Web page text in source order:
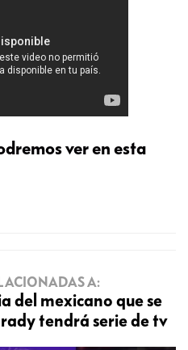
ver en esta
A:
del mexicano que se
tendrá serie de tv